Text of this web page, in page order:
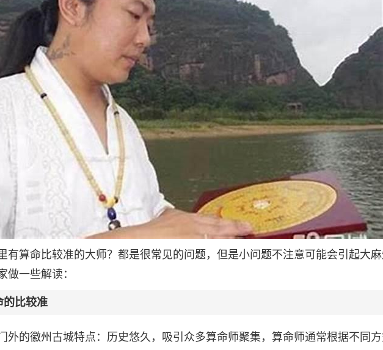
有算命比较准的大师？都是很常见的问题，但是小问题不注意可能会引起大
做一些解读：
的比较准
外的徽州古城特点：历史悠久，吸引众多算命师聚集，算命师通常根据不同